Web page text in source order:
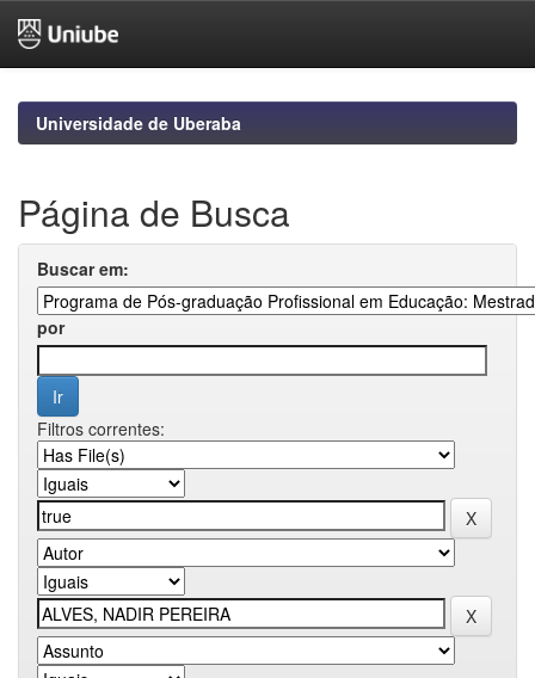
navigationUniversidade de Uberaba
Página de Busca
Buscar em:
por
Filtros correntes: